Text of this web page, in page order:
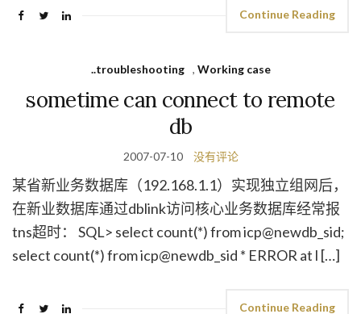
Continue Reading
..troubleshooting , Working case
sometime can connect to remote
db
2007-07-10 没有评论
某省新业务数据库（192.168.1.1）实现独立组网后，
在新业数据库通过dblink访问核心业务数据库经常报
tns超时： SQL> select count(*) from icp@newdb_sid;
select count(*) from icp@newdb_sid * ERROR at l […]
Continue Reading